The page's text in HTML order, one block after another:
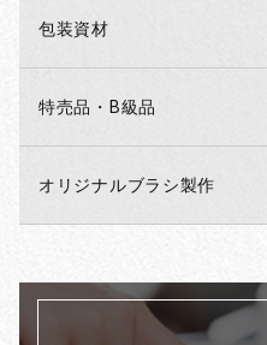
包装資材
特売品・B級品
オリジナルブラシ製作